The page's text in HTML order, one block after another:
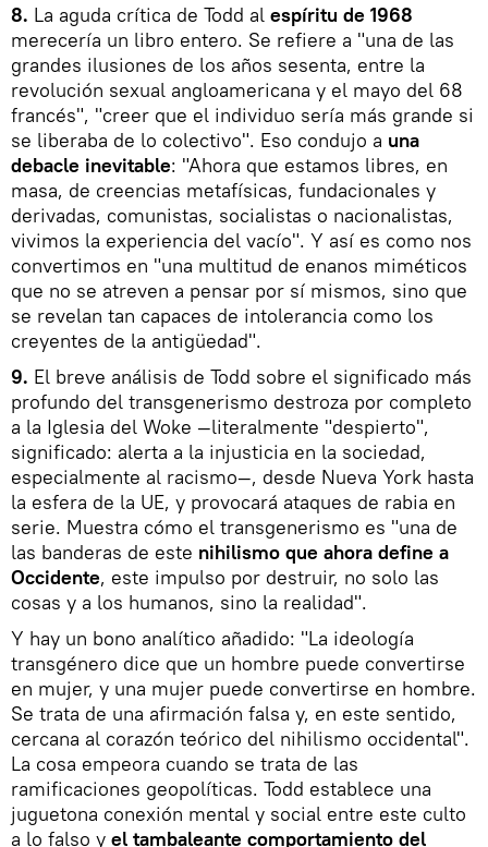
8. La aguda crítica de Todd al espíritu de 1968
merecería un libro entero. Se refiere a "una de las
grandes ilusiones de los años sesenta, entre la
revolución sexual angloamericana y el mayo del 68
francés", "creer que el individuo sería más grande si
se liberaba de lo colectivo". Eso condujo a una
debacle inevitable: "Ahora que estamos libres, en
masa, de creencias metafísicas, fundacionales y
derivadas, comunistas, socialistas o nacionalistas,
vivimos la experiencia del vacío". Y así es como nos
convertimos en "una multitud de enanos miméticos
que no se atreven a pensar por sí mismos, sino que
se revelan tan capaces de intolerancia como los
creyentes de la antigüedad".
9. El breve análisis de Todd sobre el significado más
profundo del transgenerismo destroza por completo
a la Iglesia del Woke —literalmente "despierto",
significado: alerta a la injusticia en la sociedad,
especialmente al racismo—, desde Nueva York hasta
la esfera de la UE, y provocará ataques de rabia en
serie. Muestra cómo el transgenerismo es "una de
las banderas de este nihilismo que ahora define a
Occidente, este impulso por destruir, no solo las
cosas y a los humanos, sino la realidad".
Y hay un bono analítico añadido: "La ideología
transgénero dice que un hombre puede convertirse
en mujer, y una mujer puede convertirse en hombre.
Se trata de una afirmación falsa y, en este sentido,
cercana al corazón teórico del nihilismo occidental".
La cosa empeora cuando se trata de las
ramificaciones geopolíticas. Todd establece una
juguetona conexión mental y social entre este culto
a lo falso y el tambaleante comportamiento del